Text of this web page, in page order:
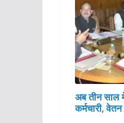
अब तीन साल
कर्मचारी,